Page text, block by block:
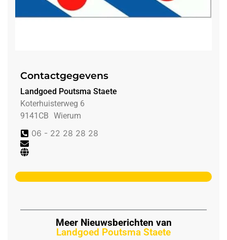
Contactgegevens
Landgoed Poutsma Staete
Koterhuisterweg 6
9141CB Wierum
06 - 22 28 28 28
Meer Nieuwsberichten van
Landgoed Poutsma Staete